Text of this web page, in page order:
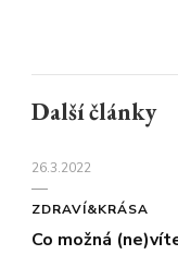
Další články
26.3.2022
ZDRAVÍ&KRÁSA
Co možná